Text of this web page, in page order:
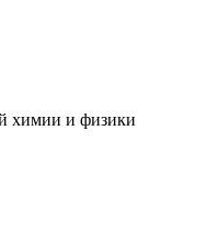
химии и физики